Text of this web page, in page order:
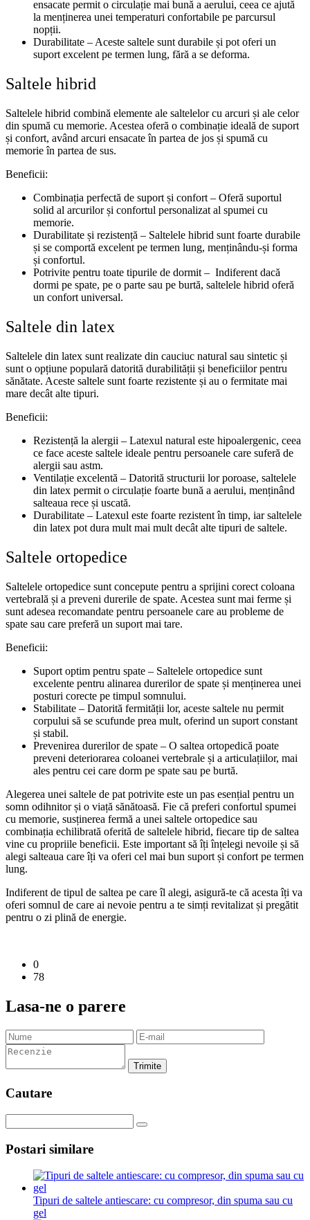
ensacate permit o circulație mai bună a aerului, ceea ce ajută
la menținerea unei temperaturi confortabile pe parcursul
nopții.
Durabilitate – Aceste saltele sunt durabile și pot oferi un
suport excelent pe termen lung, fără a se deforma.
Saltele hibrid
Saltelele hibrid combină elemente ale saltelelor cu arcuri și ale celor
din spumă cu memorie. Acestea oferă o combinație ideală de suport
și confort, având arcuri ensacate în partea de jos și spumă cu
memorie în partea de sus.
Beneficii:
Combinația perfectă de suport și confort – Oferă suportul
solid al arcurilor și confortul personalizat al spumei cu
memorie.
Durabilitate și rezistență – Saltelele hibrid sunt foarte durabile
și se comportă excelent pe termen lung, menținându-și forma
și confortul.
Potrivite pentru toate tipurile de dormit – Indiferent dacă
dormi pe spate, pe o parte sau pe burtă, saltelele hibrid oferă
un confort universal.
Saltele din latex
Saltelele din latex sunt realizate din cauciuc natural sau sintetic și
sunt o opțiune populară datorită durabilității și beneficiilor pentru
sănătate. Aceste saltele sunt foarte rezistente și au o fermitate mai
mare decât alte tipuri.
Beneficii:
Rezistență la alergii – Latexul natural este hipoalergenic, ceea
ce face aceste saltele ideale pentru persoanele care suferă de
alergii sau astm.
Ventilație excelentă – Datorită structurii lor poroase, saltelele
din latex permit o circulație foarte bună a aerului, menținând
salteaua rece și uscată.
Durabilitate – Latexul este foarte rezistent în timp, iar saltelele
din latex pot dura mult mai mult decât alte tipuri de saltele.
Saltele ortopedice
Saltelele ortopedice sunt concepute pentru a sprijini corect coloana
vertebrală și a preveni durerile de spate. Acestea sunt mai ferme și
sunt adesea recomandate pentru persoanele care au probleme de
spate sau care preferă un suport mai tare.
Beneficii:
Suport optim pentru spate – Saltelele ortopedice sunt
excelente pentru alinarea durerilor de spate și menținerea unei
posturi corecte pe timpul somnului.
Stabilitate – Datorită fermității lor, aceste saltele nu permit
corpului să se scufunde prea mult, oferind un suport constant
și stabil.
Prevenirea durerilor de spate – O saltea ortopedică poate
preveni deteriorarea coloanei vertebrale și a articulațiilor, mai
ales pentru cei care dorm pe spate sau pe burtă.
Alegerea unei saltele de pat potrivite este un pas esențial pentru un
somn odihnitor și o viață sănătoasă. Fie că preferi confortul spumei
cu memorie, susținerea fermă a unei saltele ortopedice sau
combinația echilibrată oferită de saltelele hibrid, fiecare tip de saltea
vine cu propriile beneficii. Este important să îți înțelegi nevoile și să
alegi salteaua care îți va oferi cel mai bun suport și confort pe termen
lung.
Indiferent de tipul de saltea pe care îl alegi, asigură-te că acesta îți va
oferi somnul de care ai nevoie pentru a te simți revitalizat și pregătit
pentru o zi plină de energie.
0
78
Lasa-ne o parere
Trimite
Cautare
Postari similare
Tipuri de saltele antiescare: cu compresor, din spuma sau cu
gel